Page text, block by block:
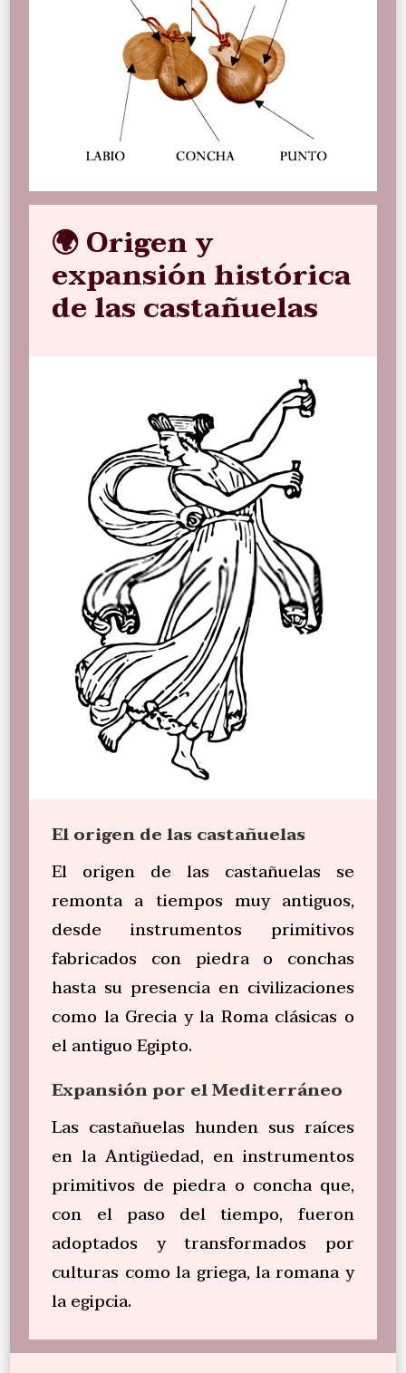
🌍 Origen y
expansión histórica
de las castañuelas
El origen de las castañuelas
El origen de las castañuelas se
remonta a tiempos muy antiguos,
desde instrumentos primitivos
fabricados con piedra o conchas
hasta su presencia en civilizaciones
como la Grecia y la Roma clásicas o
el antiguo Egipto.
Expansión por el Mediterráneo
Las castañuelas hunden sus raíces
en la Antigüedad, en instrumentos
primitivos de piedra o concha que,
con el paso del tiempo, fueron
adoptados y transformados por
culturas como la griega, la romana y
la egipcia.